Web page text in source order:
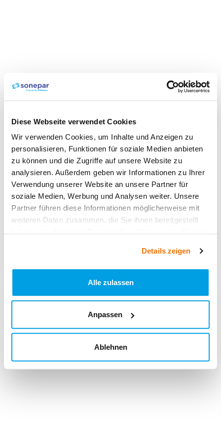
Diese Webseite verwendet Cookies
Wir verwenden Cookies, um Inhalte und Anzeigen zu
personalisieren, Funktionen für soziale Medien anbieten
zu können und die Zugriffe auf unsere Website zu
analysieren. Außerdem geben wir Informationen zu Ihrer
Verwendung unserer Website an unsere Partner für
soziale Medien, Werbung und Analysen weiter. Unsere
Partner führen diese Informationen möglicherweise mit
weiteren Daten zusammen, die Sie ihnen bereitgestellt
Details zeigen
Alle zulassen
Anpassen
Ablehnen